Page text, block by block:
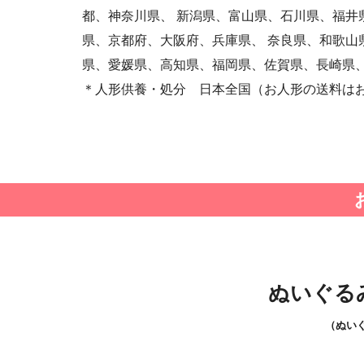
都、神奈川県、 新潟県、富山県、石川県、福
県、京都府、大阪府、兵庫県、 奈良県、和歌
県、愛媛県、高知県、福岡県、佐賀県、長崎県
＊人形供養・処分 日本全国（お人形の送料は
ぬいぐ
（ぬ